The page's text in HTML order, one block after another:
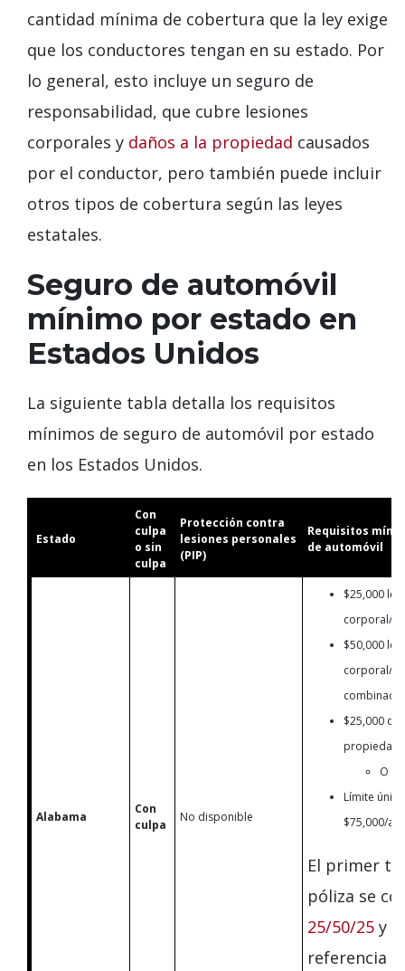
cantidad mínima de cobertura que la ley exige
que los conductores tengan en su estado. Por
lo general, esto incluye un seguro de
responsabilidad, que cubre lesiones
corporales y daños a la propiedad causados ​​
por el conductor, pero también puede incluir
otros tipos de cobertura según las leyes
estatales.
Seguro de automóvil
mínimo por estado en
Estados Unidos
La siguiente tabla detalla los requisitos
mínimos de seguro de automóvil por estado
en los Estados Unidos.
Estado
Con
culpa
o sin
culpa
Protección contra
lesiones personales
(PIP)
Requisitos
de automóvil
Alabama
Con
culpa
No disponible
$25,000
corporal/
$50,000
corporal/
$25,000
propiedad/
O
Límite
$75,000/
El primer
póliza se
25/50/25 y
referencia a